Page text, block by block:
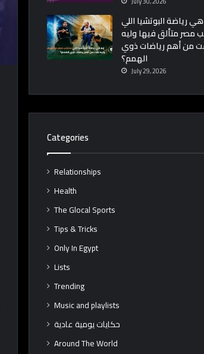
رياضة البوتشيا اللي
مصر متألق فيها وليه
من أهم رياضات ذوي
الهمم؟
July 29, 2026
Categories
Relationships
Health
The Glocal Sports
Tips & Tricks
Only In Egypt
Lists
Trending
Music and playlists
حكايات يومية عادية
Around The World